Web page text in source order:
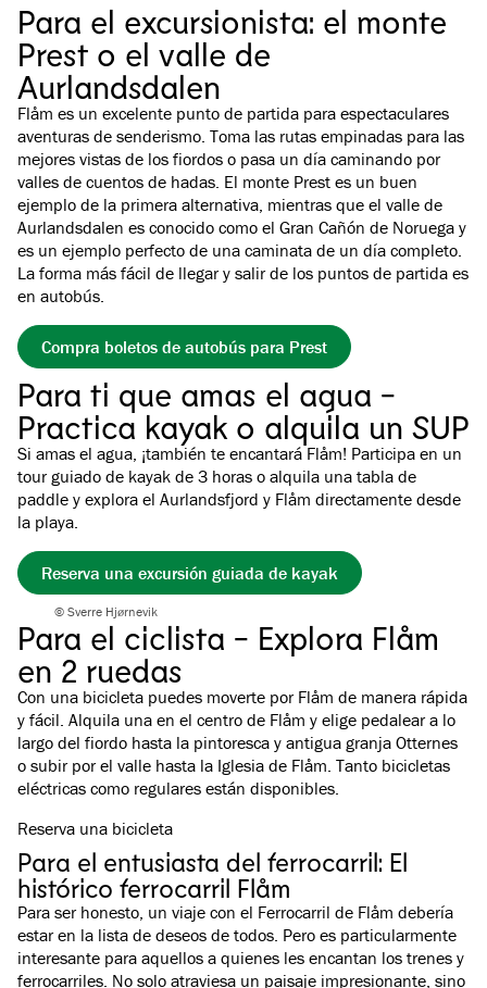
Para el excursionista: el monte
Prest o el valle de
Aurlandsdalen
Flåm es un excelente punto de partida para espectaculares
aventuras de senderismo. Toma las rutas empinadas para las
mejores vistas de los fiordos o pasa un día caminando por
valles de cuentos de hadas. El monte Prest es un buen
ejemplo de la primera alternativa, mientras que el valle de
Aurlandsdalen es conocido como el Gran Cañón de Noruega y
es un ejemplo perfecto de una caminata de un día completo.
La forma más fácil de llegar y salir de los puntos de partida es
en autobús.
Compra boletos de autobús para Prest
Para ti que amas el agua -
Practica kayak o alquila un SUP
Si amas el agua, ¡también te encantará Flåm! Participa en un
tour guiado de kayak de 3 horas o alquila una tabla de
paddle y explora el Aurlandsfjord y Flåm directamente desde
la playa.
Reserva una excursión guiada de kayak
© Sverre Hjørnevik
Para el ciclista - Explora Flåm
en 2 ruedas
Con una bicicleta puedes moverte por Flåm de manera rápida
y fácil. Alquila una en el centro de Flåm y elige pedalear a lo
largo del fiordo hasta la pintoresca y antigua granja Otternes
o subir por el valle hasta la Iglesia de Flåm. Tanto bicicletas
eléctricas como regulares están disponibles.
Reserva una bicicleta
Para el entusiasta del ferrocarril: El
histórico ferrocarril Flåm
Para ser honesto, un viaje con el Ferrocarril de Flåm debería
estar en la lista de deseos de todos. Pero es particularmente
interesante para aquellos a quienes les encantan los trenes y
ferrocarriles. No solo atraviesa un paisaje impresionante, sino